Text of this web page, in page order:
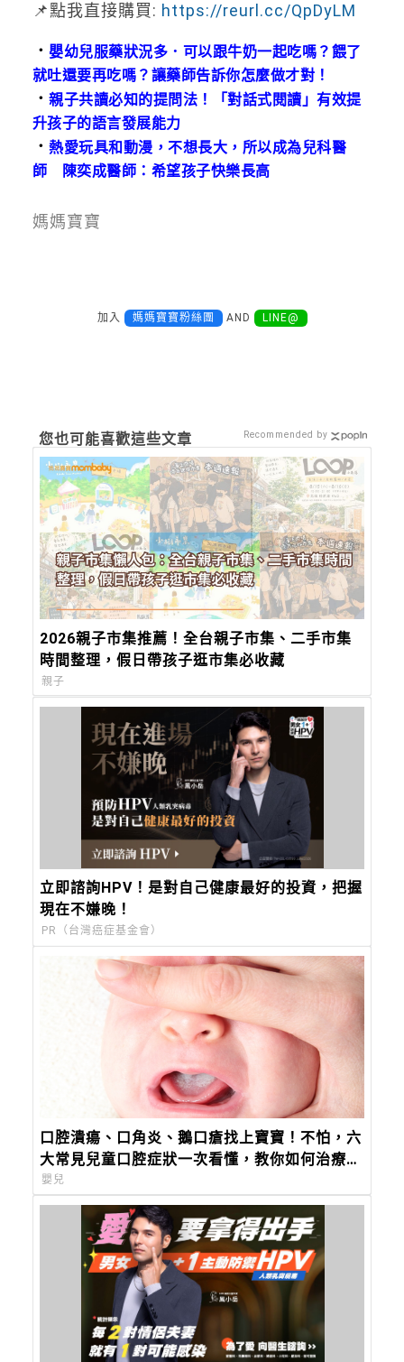
📌點我直接購買: https://reurl.cc/QpDyLM
．嬰幼兒服藥狀況多．可以跟牛奶一起吃嗎？餵了
就吐還要再吃嗎？讓藥師告訴你怎麼做才對！
．親子共讀必知的提問法！「對話式閱讀」有效提
升孩子的語言發展能力
．熱愛玩具和動漫，不想長大，所以成為兒科醫
師 陳奕成醫師：希望孩子快樂長高
媽媽寶寶
加入 媽媽寶寶粉絲團 AND LINE@
您也可能喜歡這些文章
2026親子市集推薦！全台親子市集、二手市集
時間整理，假日帶孩子逛市集必收藏
親子
立即諮詢HPV！是對自己健康最好的投資，把握
現在不嫌晚！
PR（台灣癌症基金會）
口腔潰瘍、口角炎、鵝口瘡找上寶寶！不怕，六
大常見兒童口腔症狀一次看懂，教你如何治療及
照護！
嬰兒
Recommended by